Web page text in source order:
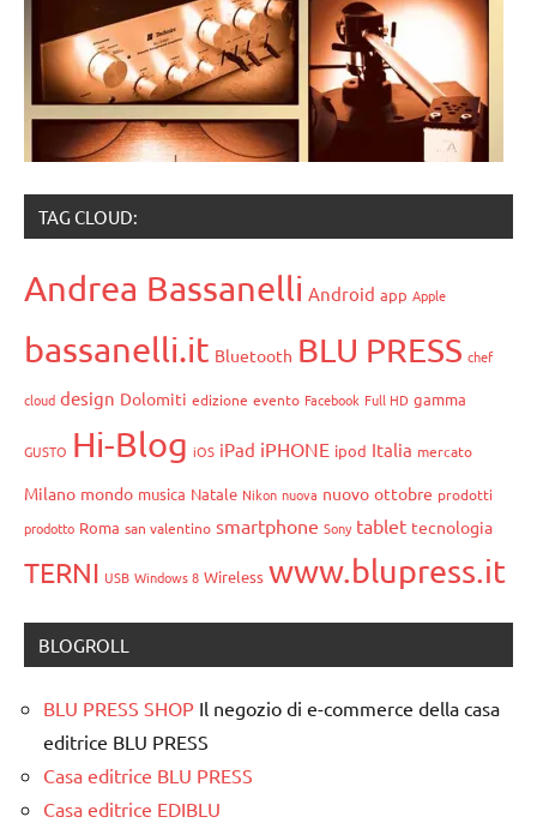
TAG CLOUD:
Andrea Bassanelli Android app Apple
bassanelli.it Bluetooth BLU PRESS chef
cloud design Dolomiti edizione evento Facebook Full HD gamma
GUSTO Hi-Blog iOS iPad iPHONE ipod Italia mercato
Milano mondo musica Natale Nikon nuova nuovo ottobre prodotti
prodotto Roma san valentino smartphone Sony tablet tecnologia
TERNI USB Windows 8 Wireless www.blupress.it
BLOGROLL
BLU PRESS SHOP Il negozio di e-commerce della casa
editrice BLU PRESS
Casa editrice BLU PRESS
Casa editrice EDIBLU